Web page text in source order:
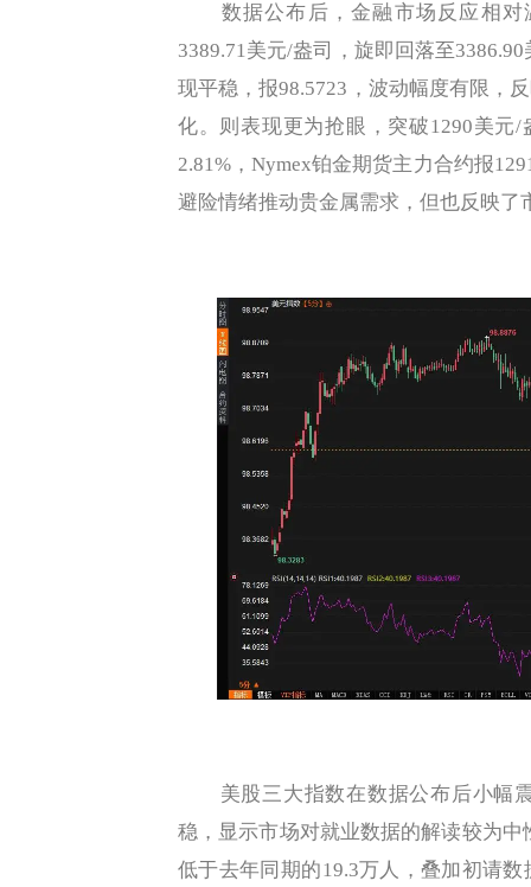
数据公布后，金融市场反应相对
3389.71美元/盎司，旋即回落至
现平稳，报98.5723，波动幅度有限，
化。则表现更为抢眼，突破1290美元
2.81%，Nymex铂金期货主力合约报
避险情绪推动贵金属需求，但也反映
美股三大指数在数据公布后小幅震
稳，显示市场对就业数据的解读较为
低于去年同期的19.3万人，叠加初请